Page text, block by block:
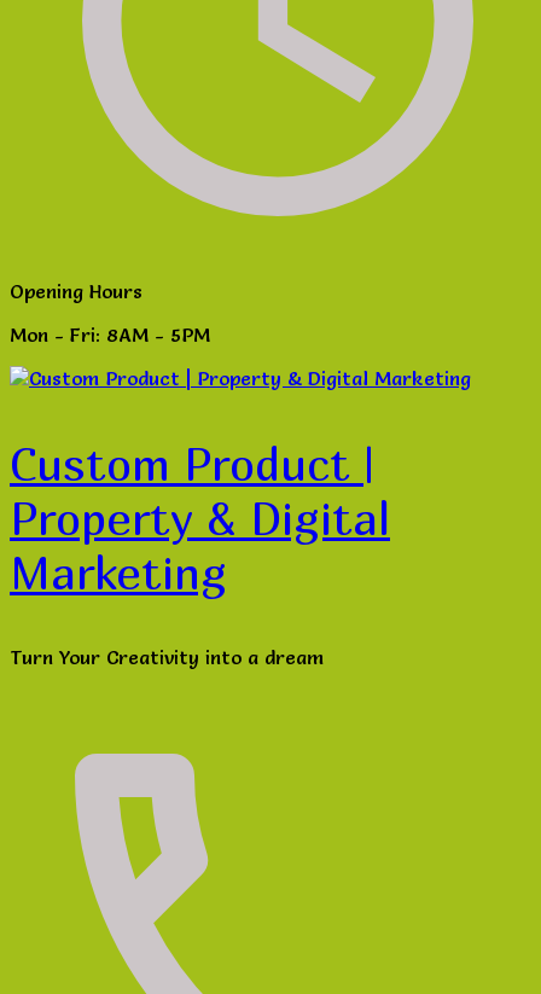
Opening Hours
Mon - Fri: 8AM - 5PM
Custom Product |
Property & Digital
Marketing
Turn Your Creativity into a dream